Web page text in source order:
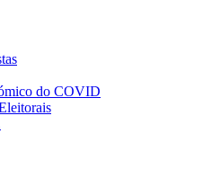
do COVID